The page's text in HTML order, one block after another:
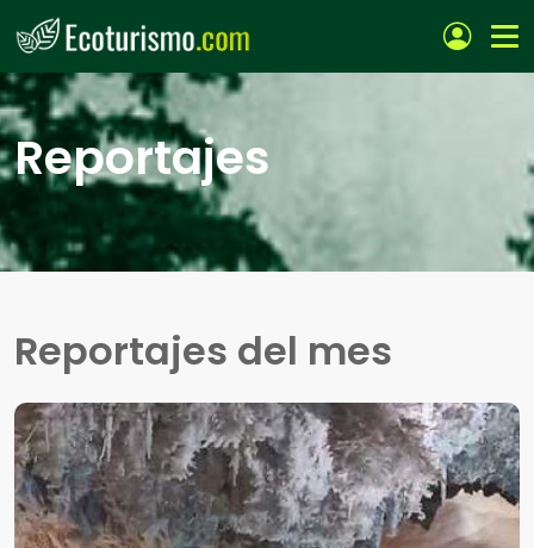
Pasar al contenido principal
Reportajes
Reportajes del mes